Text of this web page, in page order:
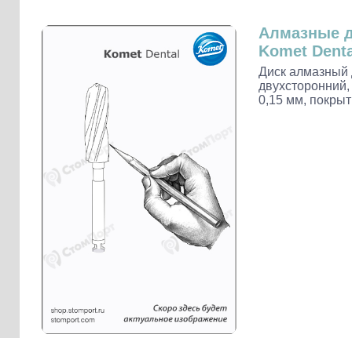
Наконечники и переходники KaVo
Алмазные
Komet
Диск алмазный
0,15 мм,